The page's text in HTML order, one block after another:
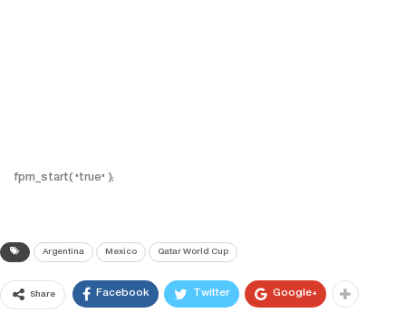
fpm_start( "true" );
Argentina Mexico Qatar World Cup
Share Facebook Twitter Google+